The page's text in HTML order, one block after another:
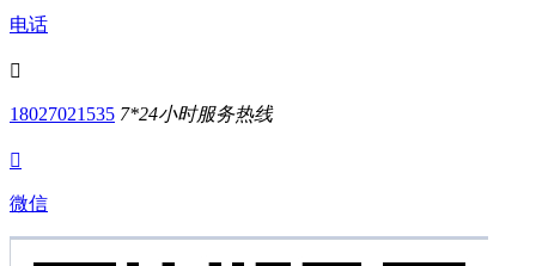
电话

18027021535 7*24小时服务热线

微信